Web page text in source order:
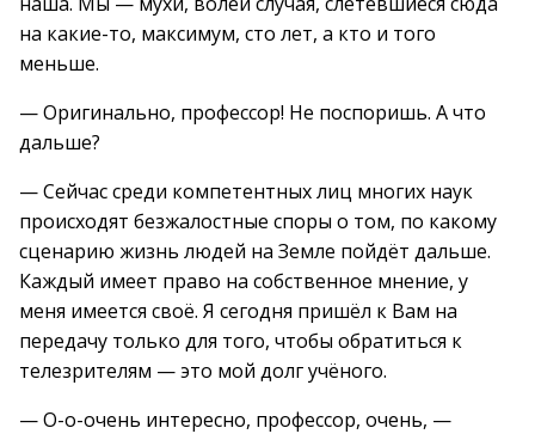
на какие-то, максимум, сто лет, а кто и того
меньше.
— Оригинально, профессор! Не поспоришь. А что
дальше?
— Сейчас среди компетентных лиц многих наук
происходят безжалостные споры о том, по какому
сценарию жизнь людей на Земле пойдёт дальше.
Каждый имеет право на собственное мнение, у
меня имеется своё. Я сегодня пришёл к Вам на
передачу только для того, чтобы обратиться к
телезрителям — это мой долг учёного.
— О-о-очень интересно, профессор, очень, —